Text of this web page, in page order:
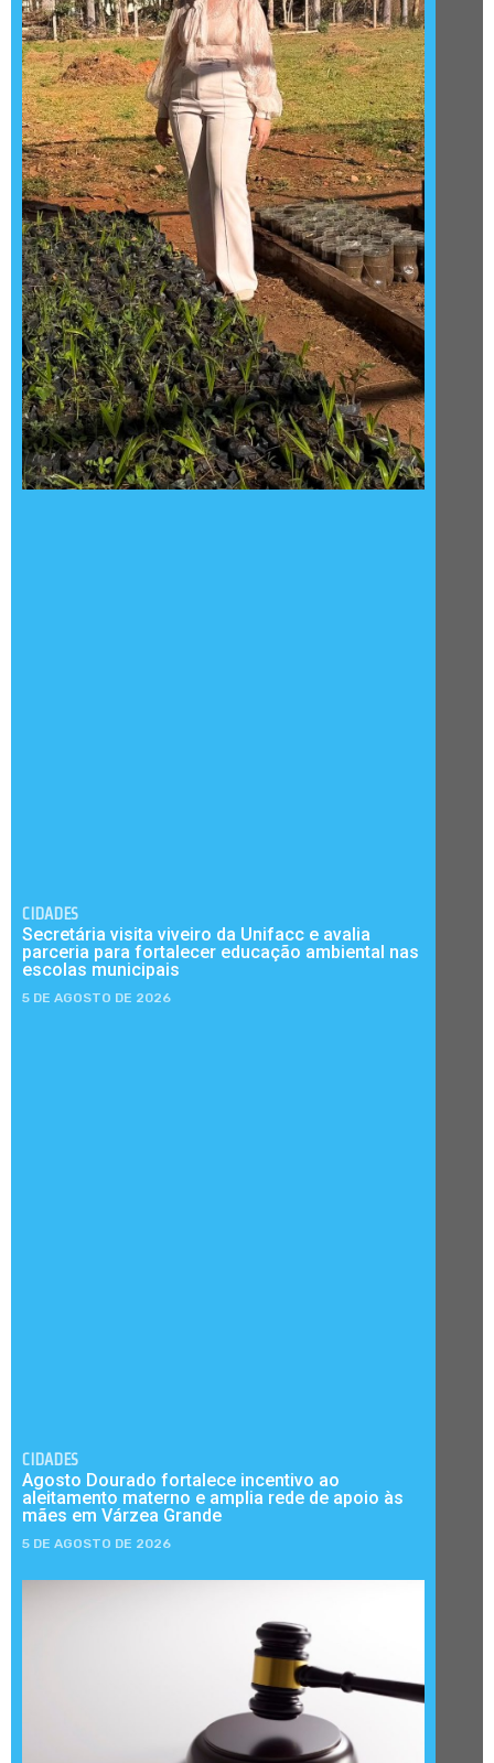
CIDADES
Secretária visita viveiro da Unifacc e avalia
parceria para fortalecer educação ambiental nas
escolas municipais
5 DE AGOSTO DE 2026
CIDADES
Agosto Dourado fortalece incentivo ao
aleitamento materno e amplia rede de apoio às
mães em Várzea Grande
5 DE AGOSTO DE 2026